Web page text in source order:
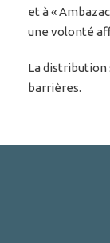
et à «
une volonté
La distribution
barrières.